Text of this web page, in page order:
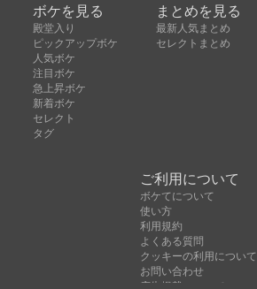
ボケを見る
殿堂入り
ピックアップボケ
人気ボケ
注目ボケ
急上昇ボケ
新着ボケ
セレクト
タグ
まとめを見る
最新人気まとめ
セレクトまとめ
ご利用について
ボケてについて
使い方
利用規約
よくある質問
クッキーの利用について
お問い合わせ
広告掲載について